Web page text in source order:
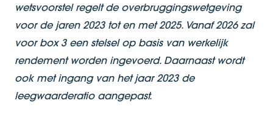
wetsvoorstel regelt de overbruggingswetgeving
voor de jaren 2023 tot en met 2025. Vanaf 2026 zal
voor box 3 een stelsel op basis van werkelijk
rendement worden ingevoerd. Daarnaast wordt
ook met ingang van het jaar 2023 de
leegwaarderatio aangepast.